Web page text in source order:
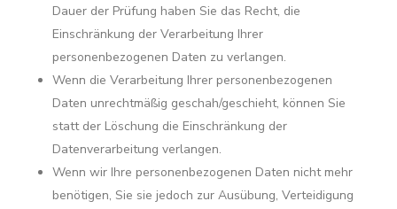
Dauer der Prüfung haben Sie das Recht, die
Einschränkung der Verarbeitung Ihrer
personenbezogenen Daten zu verlangen.
Wenn die Verarbeitung Ihrer personenbezogenen
Daten unrechtmäßig geschah/geschieht, können Sie
statt der Löschung die Einschränkung der
Datenverarbeitung verlangen.
Wenn wir Ihre personenbezogenen Daten nicht mehr
benötigen, Sie sie jedoch zur Ausübung, Verteidigung